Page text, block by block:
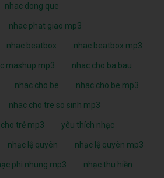
nhac dong que
nhac phat giao mp3
nhac beatbox nhac beatbox mp3
mashup mp3 nhac cho ba bau
nhac cho be nhac cho be mp3
nhac cho tre so sinh mp3
trẻ mp3 yêu thích nhạc
nhạc lệ quyên nhạc lệ quyên mp3
phi nhung mp3 nhạc thu hiền